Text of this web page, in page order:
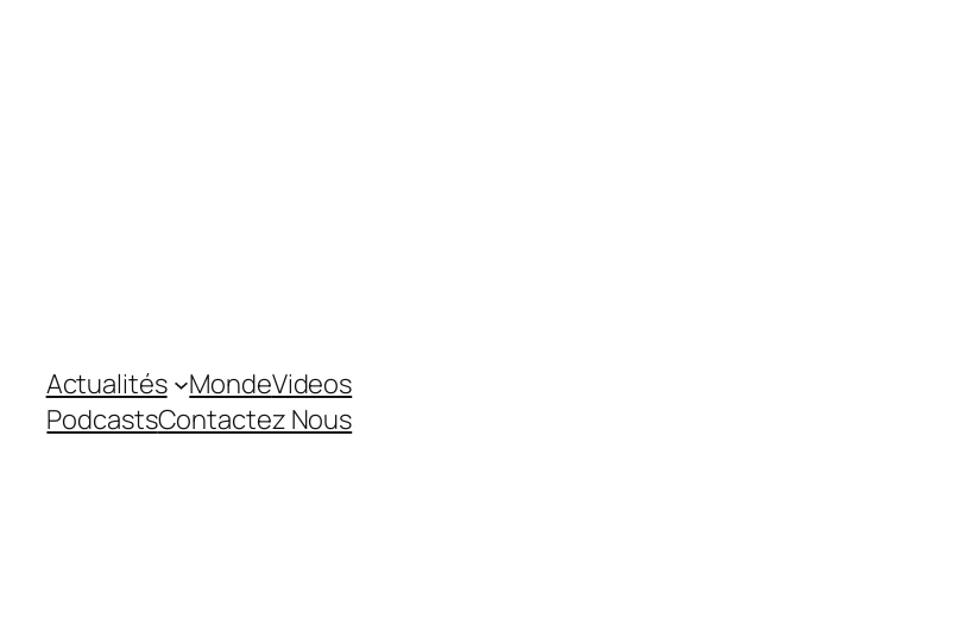
Actualités MondeVideos
PodcastsContactez Nous